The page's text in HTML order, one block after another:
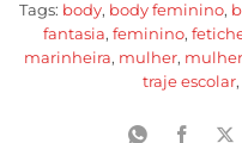
Tags: body, body feminino,
fantasia, feminino,
marinheira, mulher,
traje escolar,